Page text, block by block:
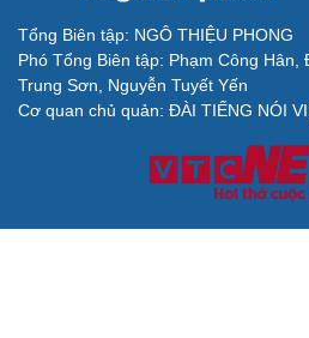
Tổng Biên tập: NGÔ THIỆU PHONG
Phó Tổng Biên tập: Phạm Công Hân,
Trung Sơn, Nguyễn Tuyết Yến
Cơ quan chủ quản: ĐÀI TIẾNG NÓI